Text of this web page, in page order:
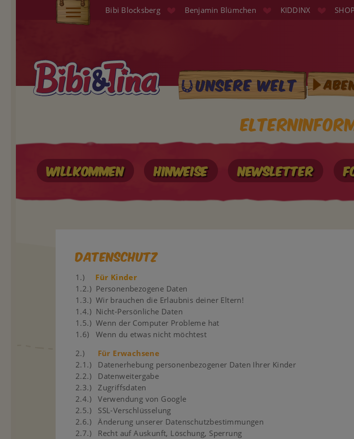
Elterninfo
Hörspiele
Audio (EN)
Bibi Blocksberg Benjamin Blümchen KIDDINX
Main
navigation
Unsere Welt
Willkommen Hinweise Newsletter
Datenschutz
1.) Für Kinder
1.2.) Personenbezogene Daten
1.3.) Wir brauchen die Erlaubnis deiner Eltern!
1.4.) Nicht-Persönliche Daten
1.5.) Wenn der Computer Probleme hat
1.6) Wenn du etwas nicht möchtest
2.) Für Erwachsene
2.1.) Datenerhebung personenbezogener Daten Ihrer Kinder
2.2.) Datenweitergabe
2.3.) Zugriffsdaten
2.4.) Verwendung von Google
2.5.) SSL-Verschlüsselung
2.6.) Änderung unserer Datenschutzbestimmungen
2.7.) Recht auf Auskunft, Löschung, Sperrung